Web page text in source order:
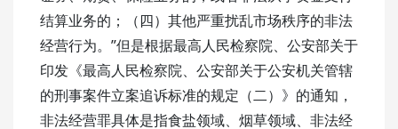
结算业务的；（四）其他严重扰乱市场秩序的非法
经营行为。”但是根据最高人民检察院、公安部关于
印发《最高人民检察院、公安部关于公安机关管辖
的刑事案件立案追诉标准的规定（二）》的通知，
非法经营罪具体是指食盐领域、烟草领域、非法经